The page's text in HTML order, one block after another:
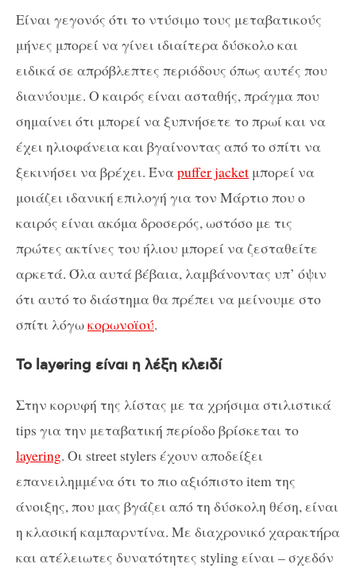
Είναι γεγονός ότι το ντύσιμο τους μεταβατικούς
μήνες μπορεί να γίνει ιδιαίτερα δύσκολο και
ειδικά σε απρόβλεπτες περιόδους όπως αυτές που
διανύουμε. Ο καιρός είναι ασταθής, πράγμα που
σημαίνει ότι μπορεί να ξυπνήσετε το πρωί και να
έχει ηλιοφάνεια και βγαίνοντας από το σπίτι να
ξεκινήσει να βρέχει. Έναpuffer jacket μπορεί να
μοιάζει ιδανική επιλογή για τον Μάρτιο που ο
καιρός είναι ακόμα δροσερός, ωστόσο με τις
πρώτες ακτίνες του ήλιου μπορεί να ζεσταθείτε
αρκετά. Όλα αυτά βέβαια, λαμβάνοντας υπ’ όψιν
ότι αυτό το διάστημα θα πρέπει να μείνουμε στο
σπίτι λόγωκορωνοϊού.
Το layering είναι η λέξη κλειδί
Στην κορυφή της λίστας με τα χρήσιμα στιλιστικά
tips για την μεταβατική περίοδο βρίσκεται το
layering. Οι street stylers έχουν αποδείξει
επανειλημμένα ότι το πιο αξιόπιστο item της
άνοιξης, που μας βγάζει από τη δύσκολη θέση, είναι
η κλασική καμπαρντίνα. Με διαχρονικό χαρακτήρα
και ατέλειωτες δυνατότητες styling είναι – σχεδόν